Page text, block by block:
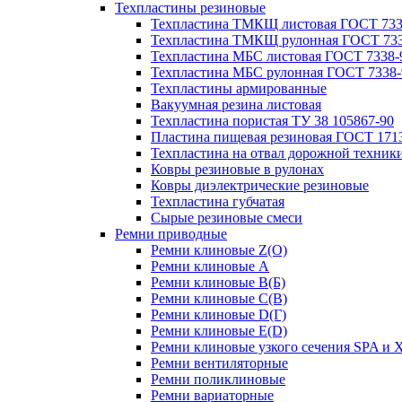
Техпластины резиновые
Техпластина ТМКЩ листовая ГОСТ
Техпластина ТМКЩ рулонная ГОСТ
Техпластина МБС листовая ГОСТ 7338-
Техпластина МБС рулонная ГОСТ
Техпластины армированные
Вакуумная резина листовая
Техпластина пористая ТУ 38 105867-90
Пластина пищевая резиновая ГОСТ
Техпластина на отвал дорожной
Ковры резиновые в рулонах
Ковры диэлектрические резиновые
Техпластина губчатая
Сырые резиновые смеси
Ремни приводные
Ремни клиновые Z(О)
Ремни клиновые A
Ремни клиновые B(Б)
Ремни клиновые C(В)
Ремни клиновые D(Г)
Ремни клиновые Е(D)
Ремни клиновые узкого сечения SPA и
Ремни вентиляторные
Ремни поликлиновые
Ремни вариаторные